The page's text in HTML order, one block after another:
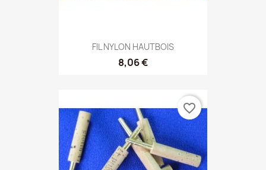
FIL NYLON HAUTBOIS
8,06 €
favorite_border